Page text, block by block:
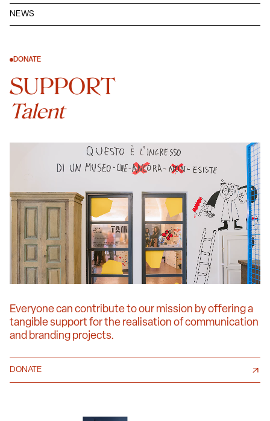
NEWS
DONATE
SUPPORT
Talent
Everyone can contribute to our mission by offering a
tangible support for the realisation of communication
and branding projects.
DONATE